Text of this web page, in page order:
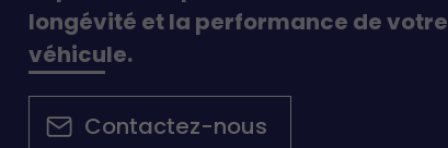
longévité et la performance de votre
véhicule.
Contactez-nous